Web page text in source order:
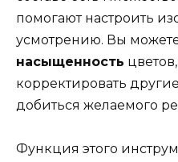
помогают настроить
усмотрению. Вы
насыщенность
корректировать другие
добиться желаемого
Функция этого